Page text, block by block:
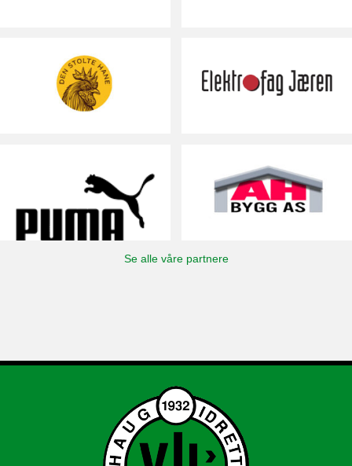
Se alle våre partnere